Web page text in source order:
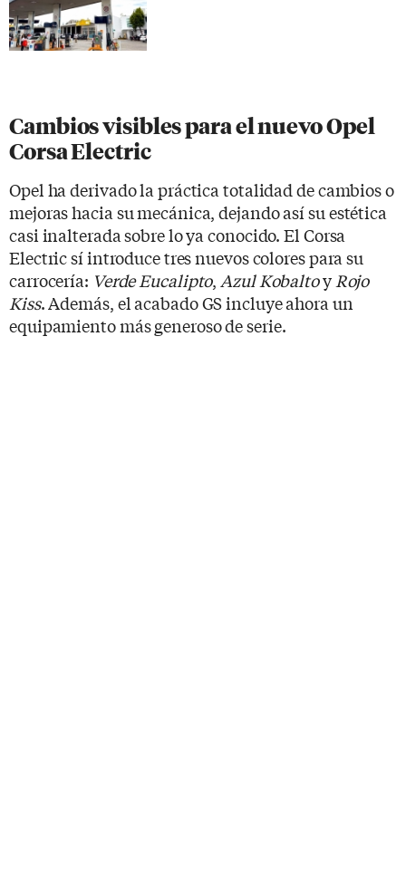
Cambios visibles para el nuevo Opel
Corsa Electric
Opel ha derivado la práctica totalidad de cambios o
mejoras hacia su mecánica, dejando así su estética
casi inalterada sobre lo ya conocido. El Corsa
Electric sí introduce tres nuevos colores para su
carrocería: Verde Eucalipto, Azul Kobaltoy Rojo
Kiss. Además, el acabado GS incluye ahora un
equipamiento más generoso de serie.